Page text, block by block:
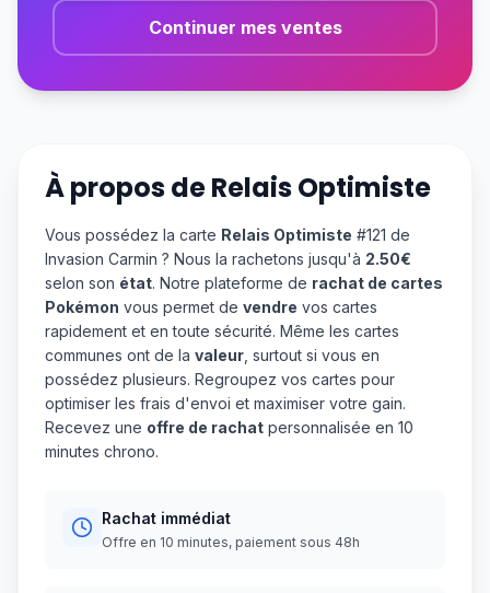
Continuer mes ventes
À propos deRelais Optimiste
Vous possédez la carte Relais Optimiste #121 de
Invasion Carmin ? Nous la rachetons jusqu'à 2.50€
selon son état. Notre plateforme de rachat de cartes
Pokémon vous permet de vendre vos cartes
rapidement et en toute sécurité. Même les cartes
communes ont de la valeur , surtout si vous en
possédez plusieurs. Regroupez vos cartes pour
optimiser les frais d'envoi et maximiser votre gain.
Recevez une offre de rachat personnalisée en 10
minutes chrono.
Rachat immédiat
Offre en 10 minutes, paiement sous 48h